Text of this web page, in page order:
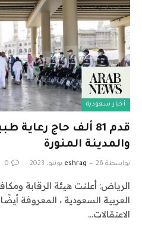
أخبار سعودية
قدم 81 ألف حاج
والمدينة المنورة
بواسطة eshrag 26 يونيو، 2023 0
الرياض: أعلنت هيئة الرقابة
العربية السعودية ، المعروفة
الاعتقالات…